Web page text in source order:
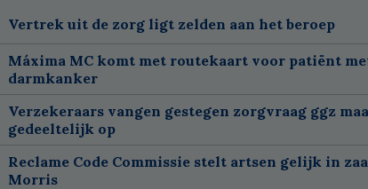
Vertrek uit de zorg ligt zelden aan het beroep
Máxima MC komt met routekaart voor patiënt
darmkanker
Verzekeraars vangen gestegen zorgvraag ggz
gedeeltelijk op
Reclame Code Commissie stelt artsen gelijk in
Morris